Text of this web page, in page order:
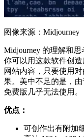
图像来源：Midjourney
Midjourney 的理解和
你可以用这款软件创
网站内容，只要使用
果。美中不足的是，
免费版几乎无法使用。
优点：
可创作出有附加